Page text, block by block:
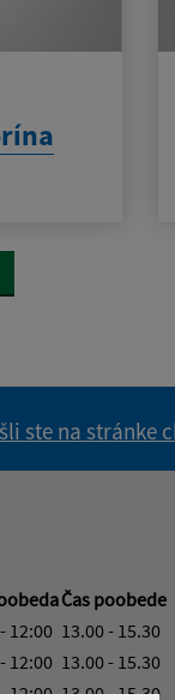
ste na stránke
Čas poobede
12:00 13.00 - 15.30
12:00 13.00 - 15.30
12:00 13.00 - 15.30